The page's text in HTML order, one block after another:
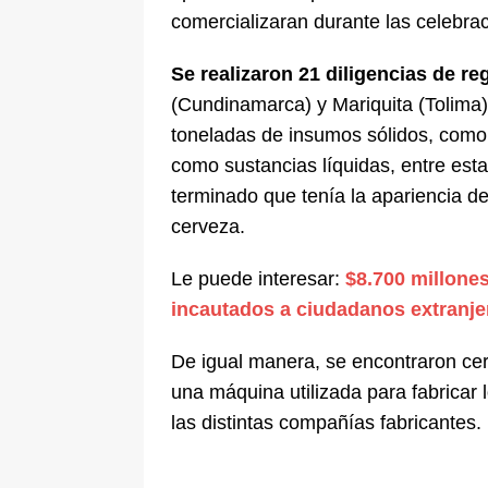
pone bajo la lupa a nuevo
De La Espriella en la Arena USC
comercializaran durante las
Se realizaron 21 diligencias de
(Cundinamarca) y Mariquita
toneladas de insumos sólidos,
como sustancias líquidas, entre
terminado que tenía la apariencia
cerveza.
Le puede interesar: $8.700
incautados a ciudadanos
De igual manera, se encontraron
una máquina utilizada para
las distintas compañías fabricantes.